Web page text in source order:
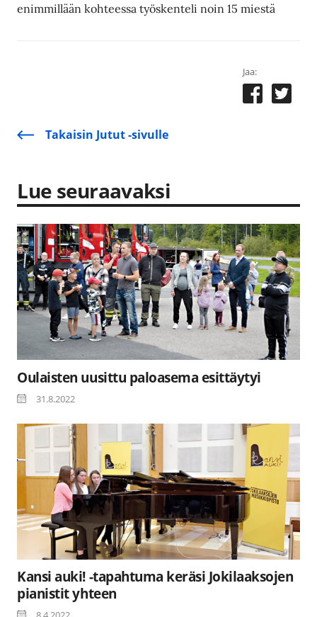
enimmillään kohteessa työskenteli noin 15 miestä
Jaa:
Takaisin Jutut -sivulle
Lue seuraavaksi
Oulaisten uusittu paloasema esittäytyi
31.8.2022
Kansi auki! -tapahtuma keräsi Jokilaaksojen
pianistit yhteen